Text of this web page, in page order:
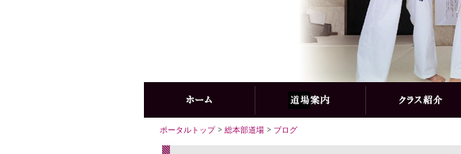
ポータルトップ> 総本部道場 > ブログ